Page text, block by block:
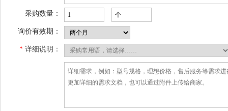
采购数量：
询价有效期：
* 详细说明：